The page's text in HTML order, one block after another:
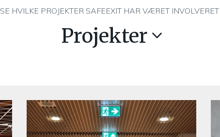
SE HVILKE PROJEKTER SAFEEXIT HAR VÆRET
Projekter